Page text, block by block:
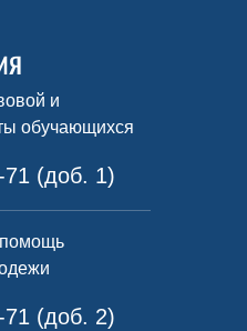
и
обучающихся
(доб. 1)
помощь
(доб. 2)